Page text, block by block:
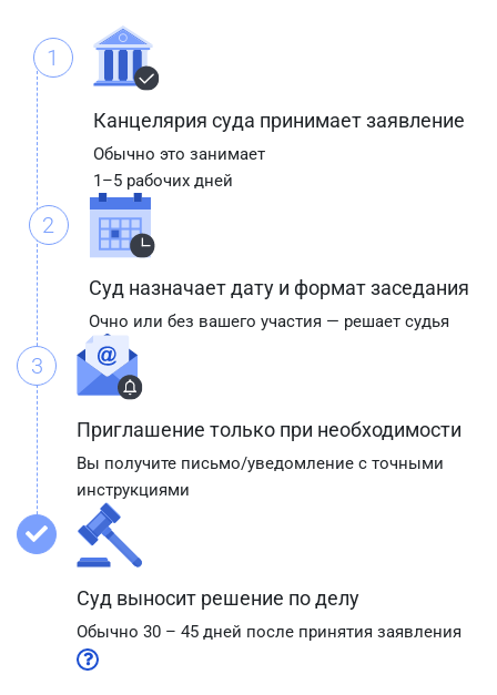
1
Канцелярия суда принимает заявление
Обычно это занимает
1–5 рабочих дней
2
Суд назначает дату и формат заседания
Очно или без вашего участия — решает судья
3
Приглашение только при необходимости
Вы получите письмо/уведомление с точными
инструкциями
Суд выносит решение по делу
Обычно 30 – 45 дней после принятия заявления